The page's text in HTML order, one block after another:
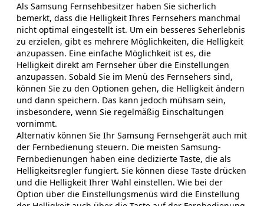
Als Samsung Fernsehbesitzer haben Sie sicherlich
bemerkt, dass die Helligkeit Ihres Fernsehers manchmal
nicht optimal eingestellt ist. Um ein besseres Seherlebnis
zu erzielen, gibt es mehrere Möglichkeiten, die Helligkeit
anzupassen. Eine einfache Möglichkeit ist es, die
Helligkeit direkt am Fernseher über die Einstellungen
anzupassen. Sobald Sie im Menü des Fernsehers sind,
können Sie zu den Optionen gehen, die Helligkeit ändern
und dann speichern. Das kann jedoch mühsam sein,
insbesondere, wenn Sie regelmäßig Einschaltungen
vornimmt.
Alternativ können Sie Ihr Samsung Fernsehgerät auch mit
der Fernbedienung steuern. Die meisten Samsung-
Fernbedienungen haben eine dedizierte Taste, die als
Helligkeitsregler fungiert. Sie können diese Taste drücken
und die Helligkeit Ihrer Wahl einstellen. Wie bei der
Option über die Einstellungsmenüs wird die Einstellung